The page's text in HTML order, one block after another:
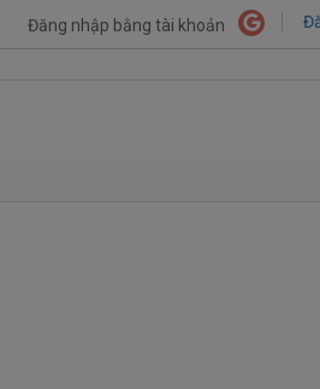
Đăng nhập bằng tài khoản